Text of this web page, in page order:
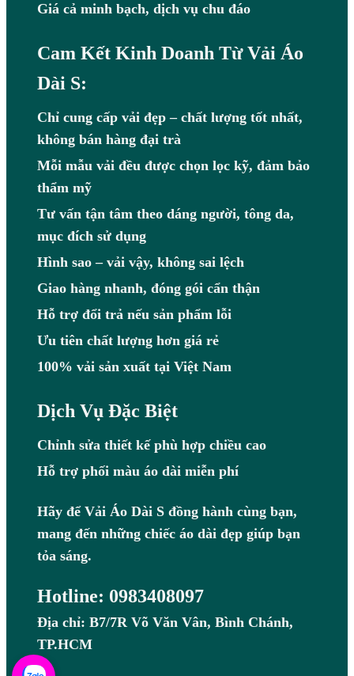
Giá cả minh bạch, dịch vụ chu đáo
Cam Kết Kinh Doanh Từ Vải Áo
Dài S:
Chỉ cung cấp vải đẹp – chất lượng tốt nhất,
không bán hàng đại trà
Mỗi mẫu vải đều được chọn lọc kỹ, đảm bảo
thẩm mỹ
Tư vấn tận tâm theo dáng người, tông da,
mục đích sử dụng
Hình sao – vải vậy, không sai lệch
Giao hàng nhanh, đóng gói cẩn thận
Hỗ trợ đổi trả nếu sản phẩm lỗi
Ưu tiên chất lượng hơn giá rẻ
100% vải sản xuất tại Việt Nam
Dịch Vụ Đặc Biệt
Chỉnh sửa thiết kế phù hợp chiều cao
Hỗ trợ phối màu áo dài miễn phí
Hãy để Vải Áo Dài S đồng hành cùng bạn,
mang đến những chiếc áo dài đẹp giúp bạn
tỏa sáng.
Hotline: 0983408097
Địa chỉ: B7/7R Võ Văn Vân, Bình Chánh,
TP.HCM